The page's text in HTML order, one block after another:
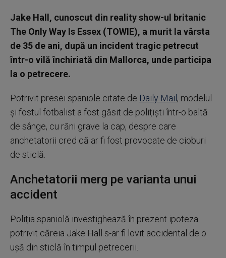
Jake Hall, cunoscut din reality show-ul britanic
The Only Way Is Essex (TOWIE), a murit la vârsta
de 35 de ani, după un incident tragic petrecut
într-o vilă închiriată din Mallorca, unde participa
la o petrecere.
Potrivit presei spaniole citate de Daily Mail, modelul
și fostul fotbalist a fost găsit de polițiști într-o baltă
de sânge, cu răni grave la cap, despre care
anchetatorii cred că ar fi fost provocate de cioburi
de sticlă.
Anchetatorii merg pe varianta unui
accident
Poliția spaniolă investighează în prezent ipoteza
potrivit căreia Jake Hall s-ar fi lovit accidental de o
ușă din sticlă în timpul petrecerii.